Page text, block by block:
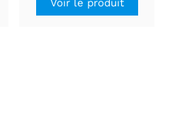
Voir le produit